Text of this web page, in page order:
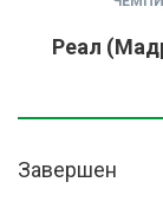
СпортРеал
Завершен